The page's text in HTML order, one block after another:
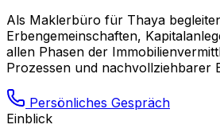
Als Maklerbüro für Thaya
Erbengemeinschaften,
allen Phasen der
Prozessen und nachvollziehbarer
Persönliches Gespräch
Einblick